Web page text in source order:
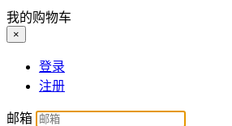
我的购物车
×
登录
注册
邮箱